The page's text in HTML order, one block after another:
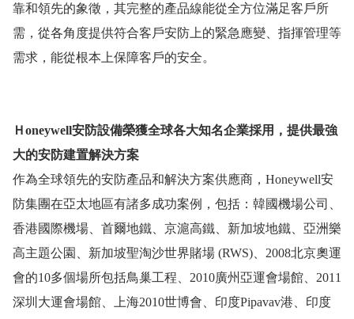
靠和領先的象徵，其完整的產品線能從全方位滿足客戶所
需，從各角度提供符合客戶安防上的緊急應變、指揮管理等
需求，能從根本上保障客戶的安全。
Ｈoneywell安防設備榮獲全球各大知名企業採用，提供最強
大的安防建置解決方案
作為全球領先的安防產品和解決方案供應商， Honeywell安
防集團在亞太地區有諸多成功案例，包括：韓國機場公司、
香港國際機場、首爾地鐵、京滬高鐵、新加坡地鐵、亞洲樂
高主題公園、新加坡聖淘沙世界賭場(RWS)、 2008北京奧運
會的10多個場所包括鳥巢工程、 2010廣州亞運會場館、 2011
深圳大運會場館、上海2010世博會、印度Pipavav港、印度